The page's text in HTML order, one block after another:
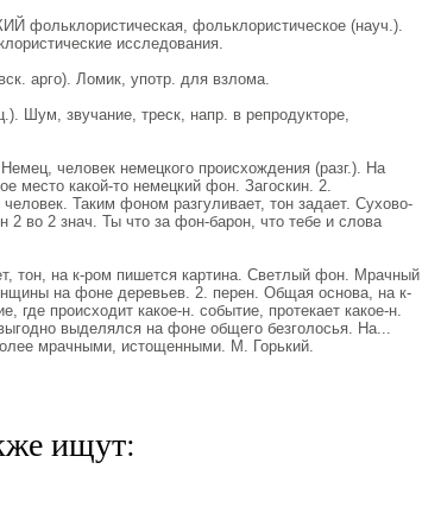
фольклористическое (науч.).
исследования.
арго). Ломик, употр. для взлома.
Шум, звучание, треск, напр. в репродукторе,
человек немецкого происхождения (разг.). На
место какой-то немецкий фон. Загоскин. 2.
Таким фоном разгуливает, тон задает. Сухово-
во 2 знач. Ты что за фон-барон, что тебе и слова
на к-ром пишется картина. Светлый фон. Мрачный
на фоне деревьев. 2. перен. Общая основа, на к-
где происходит какое-н. событие, протекает какое-н.
выделялся на фоне общего безголосья. На...
мрачными, истощенными. М. Горький.
ищут: